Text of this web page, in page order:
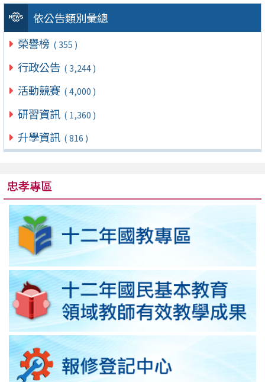
依公告類別彙總
榮譽榜 ( 355 )
行政公告 ( 3,244 )
活動競賽 ( 4,000 )
研習資訊 ( 1,360 )
升學資訊 ( 816 )
忠孝專區